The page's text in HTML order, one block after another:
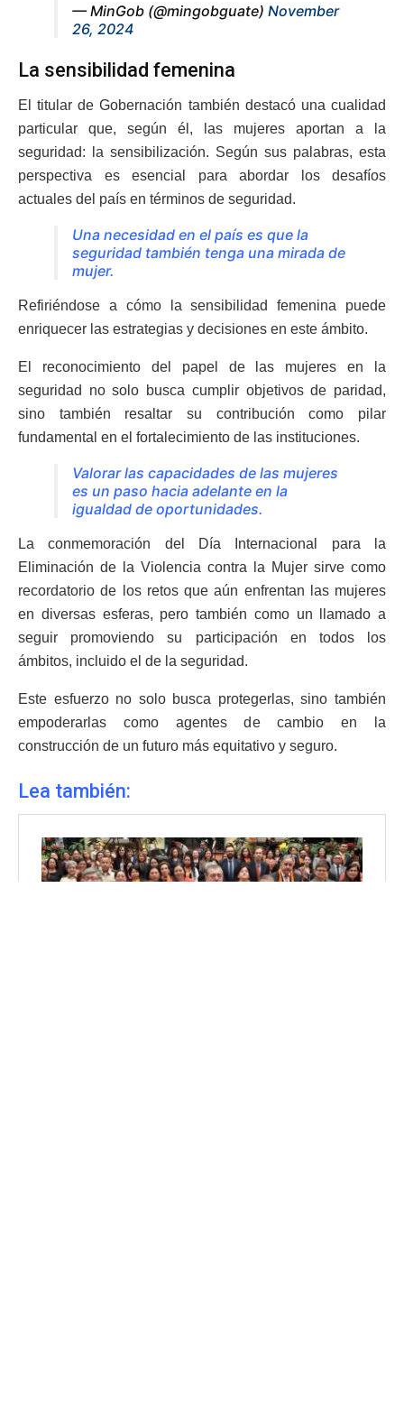
— MinGob (@mingobguate) November
26, 2024
La sensibilidad femenina
El titular de Gobernación también destacó una cualidad
particular que, según él, las mujeres aportan a la
seguridad: la sensibilización. Según sus palabras, esta
perspectiva es esencial para abordar los desafíos
actuales del país en términos de seguridad.
Una necesidad en el país es que la
seguridad también tenga una mirada de
mujer.
Refiriéndose a cómo la sensibilidad femenina puede
enriquecer las estrategias y decisiones en este ámbito.
El reconocimiento del papel de las mujeres en la
seguridad no solo busca cumplir objetivos de paridad,
sino también resaltar su contribución como pilar
fundamental en el fortalecimiento de las instituciones.
Valorar las capacidades de las mujeres
es un paso hacia adelante en la
igualdad de oportunidades.
La conmemoración del Día Internacional para la
Eliminación de la Violencia contra la Mujer sirve como
recordatorio de los retos que aún enfrentan las mujeres
en diversas esferas, pero también como un llamado a
seguir promoviendo su participación en todos los
ámbitos, incluido el de la seguridad.
Este esfuerzo no solo busca protegerlas, sino también
empoderarlas como agentes de cambio en la
construcción de un futuro más equitativo y seguro.
Lea también: